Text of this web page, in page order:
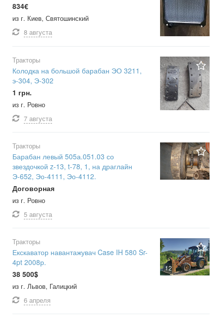
834€
из г. Киев, Святошинский
8 августа
Тракторы
Колодка на большой барабан ЭО 3211,
э-304, Э-302
1 грн.
из г. Ровно
7 августа
Тракторы
Барабан левый 505а.051.03 со
звездочкой z-13, t-78, 1, на драглайн
Э-652, Эо-4111, Эо-4112.
Договорная
из г. Ровно
5 августа
12
Тракторы
Екскаватор навантажувач Case IH 580 Sr-
4pt 2008р.
38 500$
из г. Львов, Галицкий
6 апреля